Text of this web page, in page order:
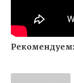
Рекомендуем: